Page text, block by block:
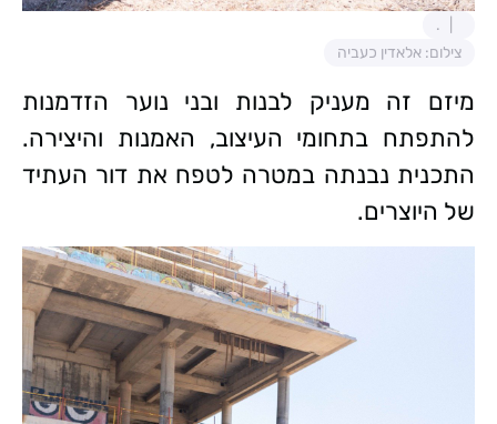
.
צילום: אלאדין כעביה
מיזם זה מעניק לבנות ובני נוער הזדמנות
להתפתח בתחומי העיצוב, האמנות והיצירה.
התכנית נבנתה במטרה לטפח את דור העתיד
של היוצרים.